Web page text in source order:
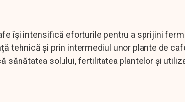
își intensifică eforturile pentru a sprijini
tehnică și prin intermediul unor plante de
solului, fertilitatea plantelor și